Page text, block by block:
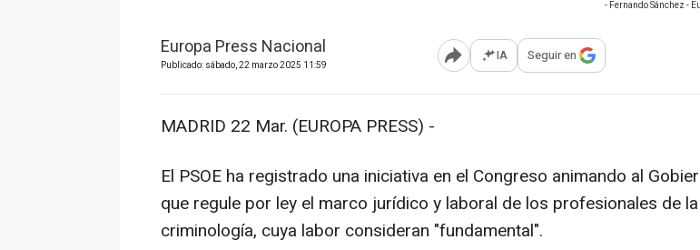
- Fernando Sánchez -
Europa Press Nacional
Publicado: sábado, 22 marzo 2025 11:59 Abrir opciones para compartir
IA Seguir en
MADRID 22 Mar. (EUROPA PRESS) -
El PSOE ha registrado una iniciativa en el Congreso animando al
que regule por ley el marco jurídico y laboral de los profesionales de la
criminología, cuya labor consideran "fundamental".